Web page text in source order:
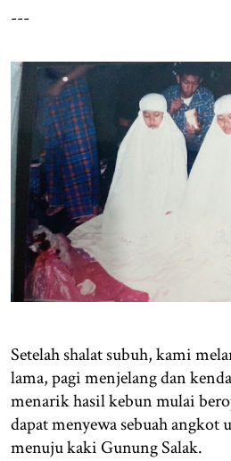
---
Setelah shalat subuh, kami
lama, pagi menjelang dan
menarik hasil kebun mulai
dapat menyewa sebuah
menuju kaki Gunung Salak.